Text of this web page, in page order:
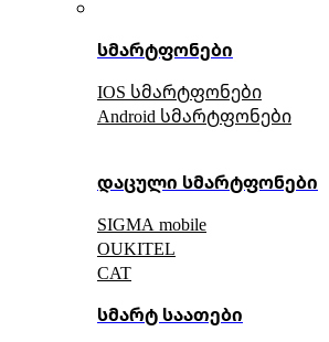
სმარტფონები
IOS სმარტფონები
Android სმარტფონები
დაცული სმარტფონები
SIGMA mobile
OUKITEL
CAT
სმარტ საათები